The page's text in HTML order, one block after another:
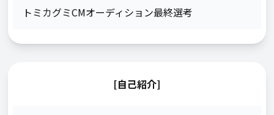
トミカグミCMオーディション最終選考
[自己紹介]